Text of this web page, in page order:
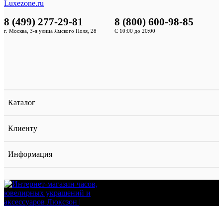
Каталог
Клиенту
Информация
8 (499) 277-29-81
г. Москва, 3-я улица Ямского Поля, 28
8 (800) 600-98-85
С 10:00 до 20:00